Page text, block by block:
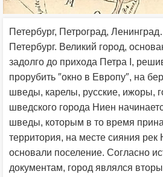
Петербург, Петроград,
Петербург. Великий город,
задолго до прихода Петра I,
прорубить ″окно в Европу″, на
шведы, карелы, русские, ижоры,
шведского города Ниен
шведы, которым в то время
территория, на месте сияния
основали поселение. Согласно
документам, город являлся